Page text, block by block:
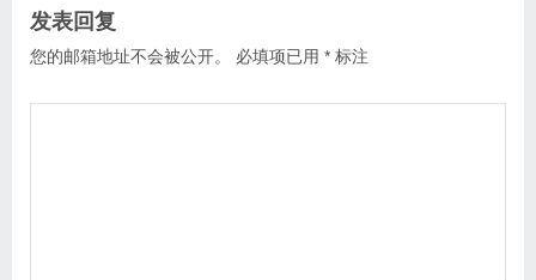
发表回复
您的邮箱地址不会被公开。 必填项已用 * 标注